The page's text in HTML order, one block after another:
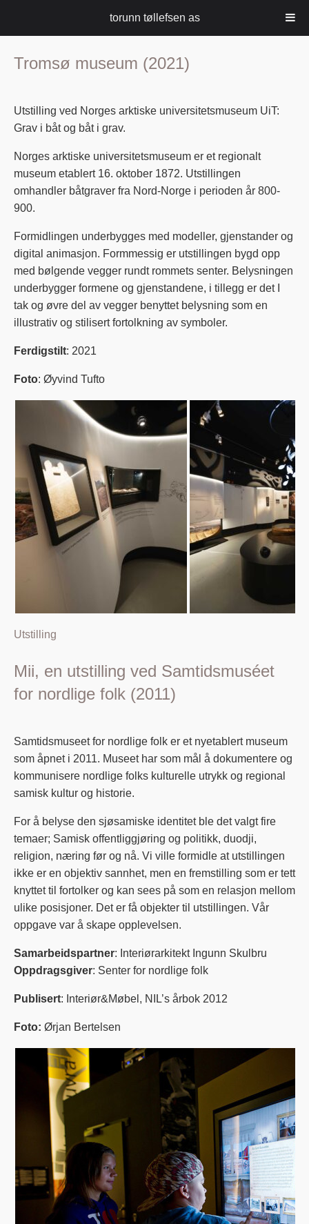
Tromsø museum (2021)
Utstilling ved Norges arktiske universitetsmuseum UiT:
Grav i båt og båt i grav.
Norges arktiske universitetsmuseum er et regionalt
museum etablert 16. oktober 1872. Utstillingen
omhandler båtgraver fra Nord-Norge i perioden år 800-
900.
Formidlingen underbygges med modeller, gjenstander og
digital animasjon. Formmessig er utstillingen bygd opp
med bølgende vegger rundt rommets senter. Belysningen
underbygger formene og gjenstandene, i tillegg er det I
tak og øvre del av vegger benyttet belysning som en
illustrativ og stilisert fortolkning av symboler.
Ferdigstilt: 2021
Foto: Øyvind Tufto
Utstilling
Mii, en utstilling ved Samtidsmuséet
for nordlige folk (2011)
Samtidsmuseet for nordlige folk er et nyetablert museum
som åpnet i 2011. Museet har som mål å dokumentere og
kommunisere nordlige folks kulturelle utrykk og regional
samisk kultur og historie.
For å belyse den sjøsamiske identitet ble det valgt fire
temaer; Samisk offentliggjøring og politikk, duodji,
religion, næring før og nå. Vi ville formidle at utstillingen
ikke er en objektiv sannhet, men en fremstilling som er tett
knyttet til fortolker og kan sees på som en relasjon mellom
ulike posisjoner. Det er få objekter til utstillingen. Vår
oppgave var å skape opplevelsen.
Samarbeidspartner: Interiørarkitekt Ingunn Skulbru
Oppdragsgiver: Senter for nordlige folk
Publisert: Interiør&Møbel, NIL’s årbok 2012
Foto: Ørjan Bertelsen
torunn tøllefsen as